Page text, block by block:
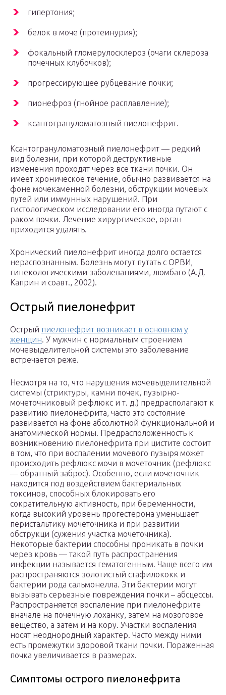
гипертония;
белок в моче (протеинурия);
фокальный гломерулосклероз (очаги склероза
почечных клубочков);
прогрессирующее рубцевание почки;
пионефроз (гнойное расплавление);
ксантогрануломатозный пиелонефрит.
Ксантогрануломатозный пиелонефрит — редкий
вид болезни, при которой деструктивные
изменения проходят через все ткани почки. Он
имеет хроническое течение, обычно развивается на
фоне мочекаменной болезни, обструкции мочевых
путей или иммунных нарушений. При
гистологическом исследовании его иногда путают с
раком почки. Лечение хирургическое, орган
приходится удалять.
Хронический пиелонефрит иногда долго остается
нераспознанным. Болезнь могут путать с ОРВИ,
гинекологическими заболеваниями, люмбаго (А.Д.
Каприн и соавт., 2002).
Острый пиелонефрит
Острый пиелонефрит возникает в основном у
женщин. У мужчин с нормальным строением
мочевыделительной системы это заболевание
встречается реже.
Несмотря на то, что нарушения мочевыделительной
системы (стриктуры, камни почек, пузырно-
мочеточниковый рефлюкс и т. д.) предрасполагают к
развитию пиелонефрита, часто это состояние
развивается на фоне абсолютной функциональной и
анатомической нормы. Предрасположенность к
возникновению пиелонефрита при цистите состоит
в том, что при воспалении мочевого пузыря может
происходить рефлюкс мочи в мочеточник (рефлюкс
— обратный заброс). Особенно, если мочеточник
находится под воздействием бактериальных
токсинов, способных блокировать его
сократительную активность, при беременности,
когда высокий уровень прогестерона уменьшает
перистальтику мочеточника и при развитии
обструкци (сужения участка мочеточника).
Некоторые бактерии способны проникать в почки
через кровь — такой путь распространения
инфекции называется гематогенным. Чаще всего им
распространяются золотистый стафилококк и
бактерии рода сальмонелла. Эти бактерии могут
вызывать серьезные повреждения почки – абсцессы.
Распространяется воспаление при пиелонефрите
вначале на почечную лоханку, затем на мозоговое
вещество, а затем и на кору. Участки воспаления
носят неоднородный характер. Часто между ними
есть промежутки здоровой ткани почки. Пораженная
почка увеличивается в размерах.
Симптомы острого пиелонефрита